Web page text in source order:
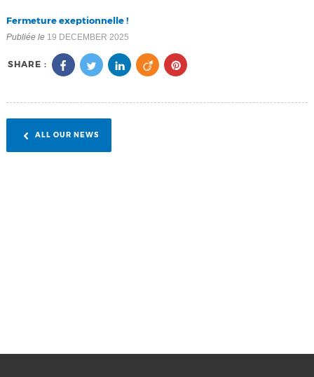
Fermeture exeptionnelle !
Publiée le 19 DECEMBER 2025
SHARE :
ALL OUR NEWS